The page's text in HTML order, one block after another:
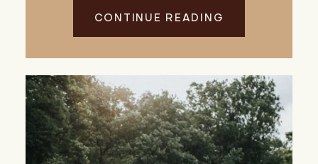
CONTINUE READING